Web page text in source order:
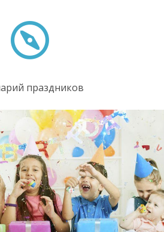
праздников